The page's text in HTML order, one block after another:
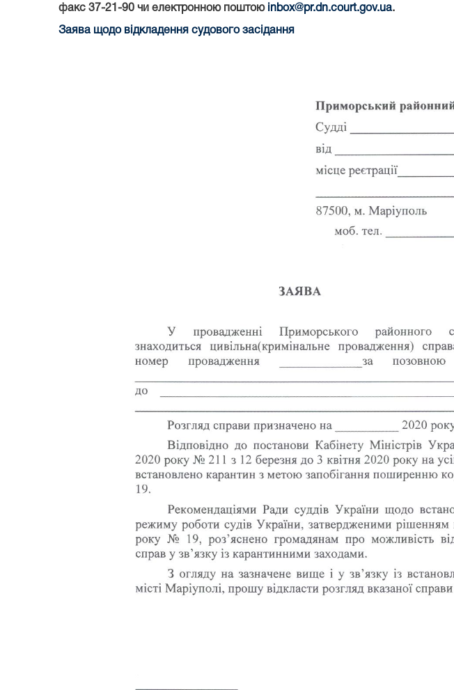
факс 37-21-90 чи електронною поштою inbox@pr.dn.court.gov.ua.
Заява щодо відкладення судового засідання